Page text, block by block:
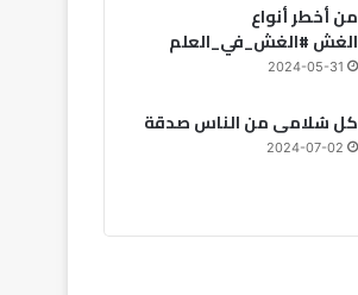
من أخطر أنواع
الغش #الغش_في_العلم
2024-05-31
كل سُلامى من الناس صدقة
2024-07-02